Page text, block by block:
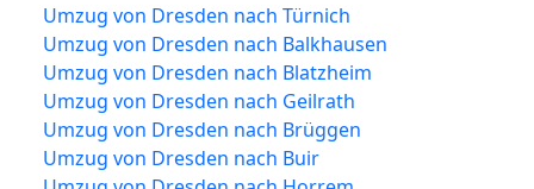
Umzug von Dresden nach Türnich
Umzug von Dresden nach Balkhausen
Umzug von Dresden nach Blatzheim
Umzug von Dresden nach Geilrath
Umzug von Dresden nach Brüggen
Umzug von Dresden nach Buir